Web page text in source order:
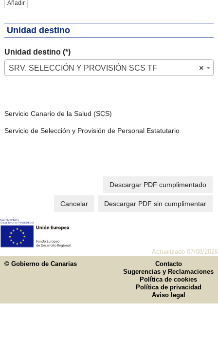
Añadir
Unidad destino
Unidad destino (*)
×
SRV. SELECCIÓN Y PROVISIÓN SCS TF
Servicio Canario de la Salud (SCS)
Servicio de Selección y Provisión de Personal Estatutario
Descargar PDF cumplimentado
Descargar PDF sin cumplimentar
Cancelar
Actualizado 07/08/2026
© Gobierno de Canarias
Contacto
Sugerencias y Reclamaciones
Política de cookies
Política de privacidad
Aviso legal